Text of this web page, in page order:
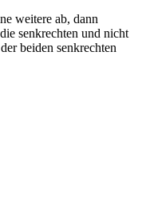
weitere ab, dann
senkrechten und nicht
beiden senkrechten